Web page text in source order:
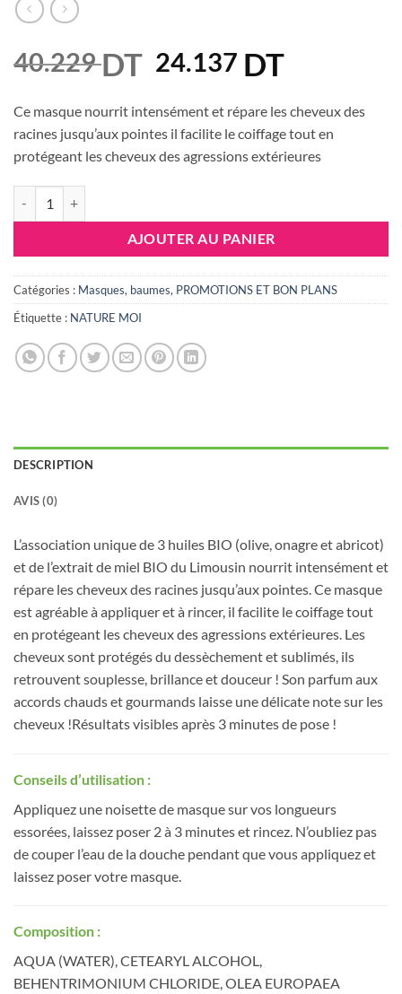
40.229DT Le
initial
était :
40.229 DT.
24.137 DTLe
actuel
est :
24.137
Ce masque nourrit intensément et répare les cheveux des
racines jusqu’aux pointes il facilite le coiffage tout en
protégeant les cheveux des agressions extérieures
AJOUTER AU PANIER
Catégories : Masques, baumes, PROMOTIONS ET BON PLANS
Étiquette : NATURE MOI
DESCRIPTION
AVIS (0)
L’association unique de 3 huiles BIO (olive, onagre et abricot)
et de l’extrait de miel BIO du Limousin nourrit intensément et
répare les cheveux des racines jusqu’aux pointes. Ce masque
est agréable à appliquer et à rincer, il facilite le coiffage tout
en protégeant les cheveux des agressions extérieures. Les
cheveux sont protégés du dessèchement et sublimés, ils
retrouvent souplesse, brillance et douceur ! Son parfum aux
accords chauds et gourmands laisse une délicate note sur les
cheveux !Résultats visibles après 3 minutes de pose !
Conseils d’utilisation :
Appliquez une noisette de masque sur vos longueurs
essorées, laissez poser 2 à 3 minutes et rincez. N’oubliez pas
de couper l’eau de la douche pendant que vous appliquez et
laissez poser votre masque.
Composition :
AQUA (WATER), CETEARYL ALCOHOL,
BEHENTRIMONIUM CHLORIDE, OLEA EUROPAEA